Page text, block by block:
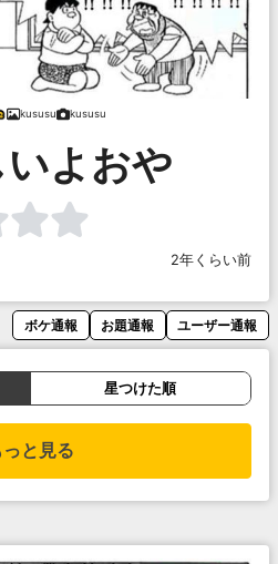
kususu kususu
よおや
2年くらい前
ボケ通報 お題通報 ユーザー通報
星つけた順
っと見る